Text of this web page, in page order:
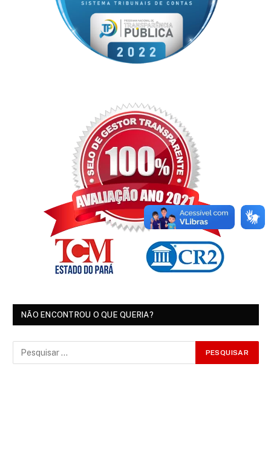
NÃO ENCONTROU O QUE QUERIA?